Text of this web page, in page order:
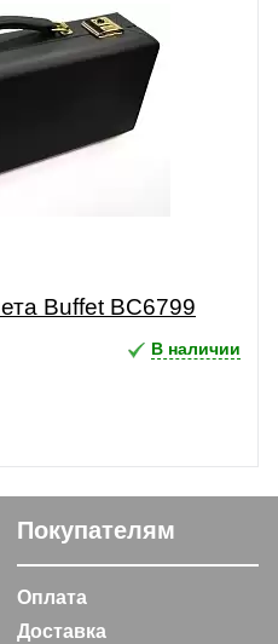
Buffet BC6799
В наличии
Покупателям
Оплата
Доставка